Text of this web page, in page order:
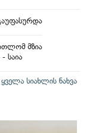
მზია
საია
ყველა სიახლის ნახვა